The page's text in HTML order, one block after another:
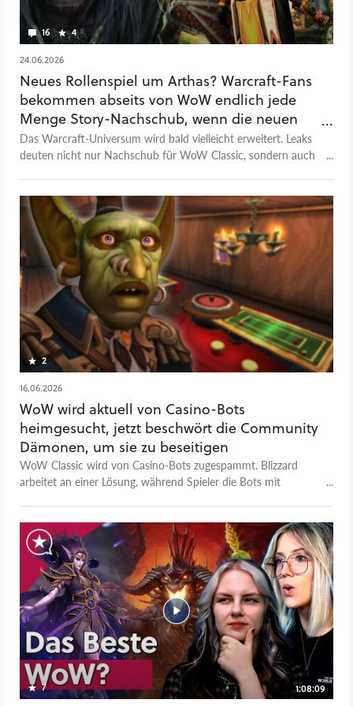
16 4
24.06.2026
Neues Rollenspiel um Arthas? Warcraft-Fans
bekommen abseits von WoW endlich jede
Menge Story-Nachschub, wenn die neuen
Leaks stimmen
Das Warcraft-Universum wird bald vielleicht erweitert. Leaks
deuten nicht nur Nachschub für WoW Classic, sondern auch
2
16.06.2026
WoW wird aktuell von Casino-Bots
heimgesucht, jetzt beschwört die Community
Dämonen, um sie zu beseitigen
WoW Classic wird von Casino-Bots zugespammt. Blizzard
arbeitet an einer Lösung, während Spieler die Bots mit
7
1:08:09